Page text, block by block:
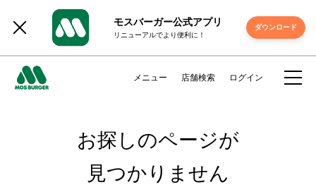
モスバーガー公式アプリ
リニューアルでより便利に！
ダウンロード
メニュー 店舗検索 ログイン
お探しのページが
見つかりません